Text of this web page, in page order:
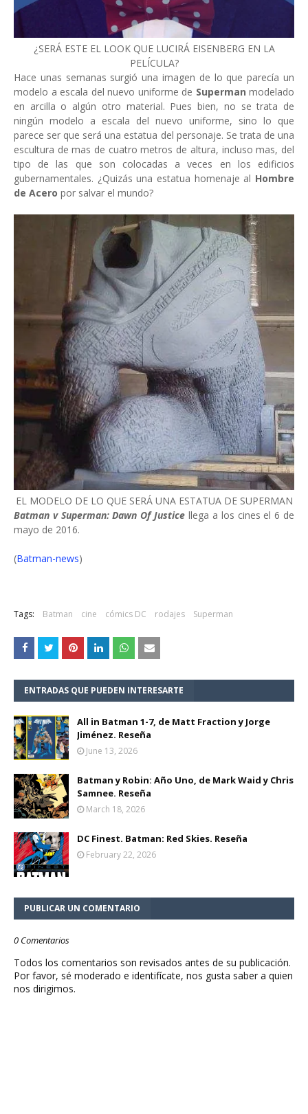
¿SERÁ ESTE EL LOOK QUE LUCIRÁ EISENBERG EN LA
PELÍCULA?
Hace unas semanas surgió una imagen de lo que parecía un
modelo a escala del nuevo uniforme de Superman modelado
en arcilla o algún otro material. Pues bien, no se trata de
ningún modelo a escala del nuevo uniforme, sino lo que
parece ser que será una estatua del personaje. Se trata de una
escultura de mas de cuatro metros de altura, incluso mas, del
tipo de las que son colocadas a veces en los edificios
gubernamentales. ¿Quizás una estatua homenaje al Hombre
de Acero por salvar el mundo?
EL MODELO DE LO QUE SERÁ UNA ESTATUA DE SUPERMAN
Batman v Superman: Dawn Of Justice llega a los cines el 6 de
mayo de 2016.
(Batman-news)
Tags: Batman cine cómics DC rodajes Superman
ENTRADAS QUE PUEDEN INTERESARTE
All in Batman 1-7, de Matt Fraction y Jorge
Jiménez. Reseña
June 13, 2026
Batman y Robin: Año Uno, de Mark Waid y Chris
Samnee. Reseña
March 18, 2026
DC Finest. Batman: Red Skies. Reseña
February 22, 2026
PUBLICAR UN COMENTARIO
0 Comentarios
Todos los comentarios son revisados antes de su publicación.
Por favor, sé moderado e identifícate, nos gusta saber a quien
nos dirigimos.